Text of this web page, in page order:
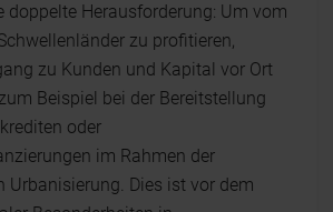
doppelte Herausforderung: Um vom
zu profitieren,
zu Kunden und Kapital vor Ort
Beispiel bei der Bereitstellung
oder
im Rahmen der
Urbanisierung. Dies ist vor dem